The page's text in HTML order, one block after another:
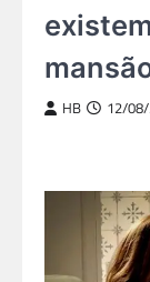
HB 12/